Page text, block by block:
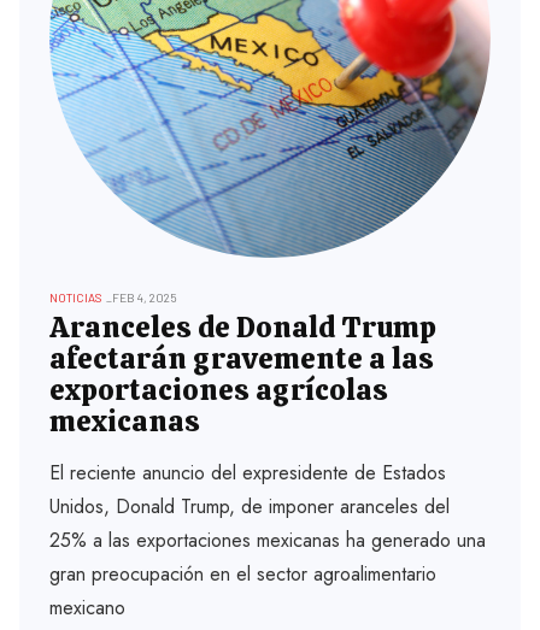
NOTICIAS FEB 4, 2025
Aranceles de Donald Trump
afectarán gravemente a las
exportaciones agrícolas
mexicanas
El reciente anuncio del expresidente de Estados
Unidos, Donald Trump, de imponer aranceles del
25% a las exportaciones mexicanas ha generado una
gran preocupación en el sector agroalimentario
mexicano